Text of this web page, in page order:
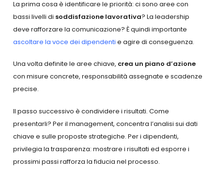
La prima cosa è identificare le priorità: ci sono aree con
bassi livelli di soddisfazione lavorativa? La leadership
deve rafforzare la comunicazione? È quindi importante
ascoltare la voce dei dipendenti e agire di conseguenza.
Una volta definite le aree chiave, crea un piano d’azione
con misure concrete, responsabilità assegnate e scadenze
precise.
Il passo successivo è condividere i risultati. Come
presentarli? Per il management, concentra l’analisi sui dati
chiave e sulle proposte strategiche. Per i dipendenti,
privilegia la trasparenza: mostrare i risultati ed esporre i
prossimi passi rafforza la fiducia nel processo.